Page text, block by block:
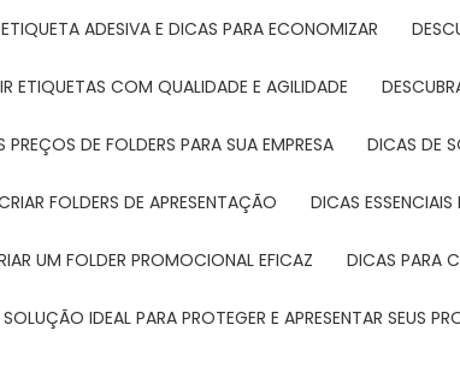
ADESIVA E DICAS PARA ECONOMIZAR
ETIQUETAS COM QUALIDADE E AGILIDADE
PREÇOS DE FOLDERS PARA SUA EMPRESA DICAS DE
FOLDERS DE APRESENTAÇÃO DICAS
UM FOLDER PROMOCIONAL EFICAZ DICAS PARA
SOLUÇÃO IDEAL PARA PROTEGER E APRESENTAR SEUS